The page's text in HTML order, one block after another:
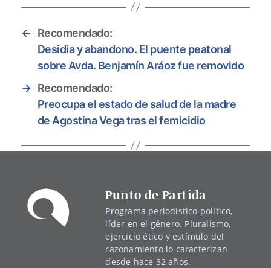
←
Recomendado:
Desidia y abandono. El puente peatonal
sobre Avda. Benjamín Aráoz fue removido
→ Recomendado:
Preocupa el estado de salud de la madre
de Agostina Vega tras el femicidio
Punto de Partida
Programa periodístico político,
líder en el género. Pluralismo,
ejercicio ético y estímulo del
razonamiento lo caracterizan
desde hace 32 años.